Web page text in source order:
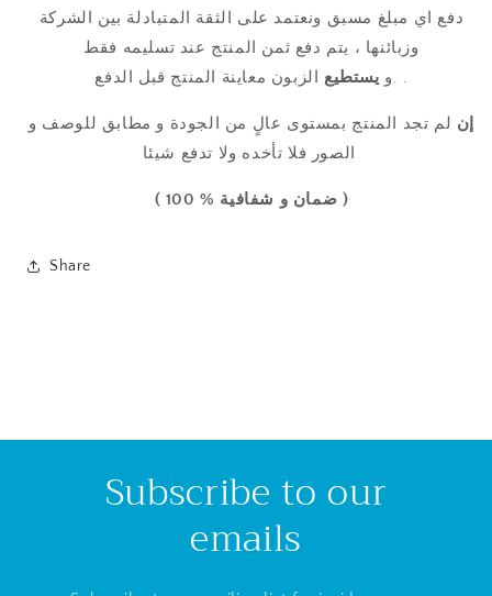
دفع اي مبلغ مسبق ونعتمد على الثقة المتبادلة بين الشركة
وزبائنها ، يتم دفع ثمن المنتج عند تسليمه فقط
.و يستطيع الزبون معاينة المنتج قبل الدفع .
إن لم تجد المنتج بمستوى عالٍ من الجودة و مطابق للوصف و
( ضمان و شفافية % 100 )
Share
Subscribe to our
emails